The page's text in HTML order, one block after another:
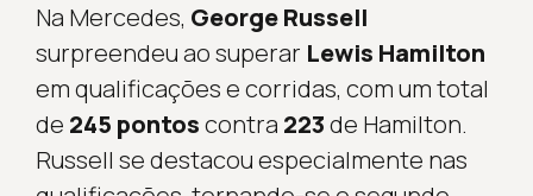
Na Mercedes, George Russell
surpreendeu ao superar Lewis Hamilton
em qualificações e corridas, com um total
de 245 pontoscontra 223de Hamilton.
Russell se destacou especialmente nas